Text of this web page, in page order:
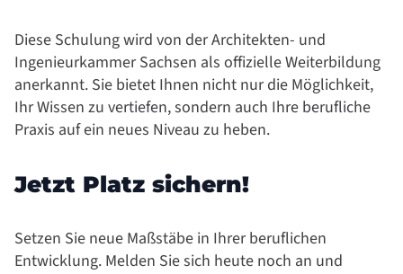
Diese Schulung wird von der Architekten- und
Ingenieurkammer Sachsen als offizielle Weiterbildung
anerkannt. Sie bietet Ihnen nicht nur die Möglichkeit,
Ihr Wissen zu vertiefen, sondern auch Ihre berufliche
Praxis auf ein neues Niveau zu heben.
Jetzt Platz sichern!
Setzen Sie neue Maßstäbe in Ihrer beruflichen
Entwicklung. Melden Sie sich heute noch an und